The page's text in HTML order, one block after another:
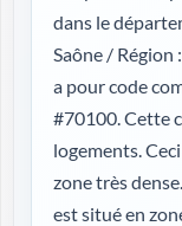
dans le
Saône /
a pour code
#70100. Cette
logements.
zone très
est situé en